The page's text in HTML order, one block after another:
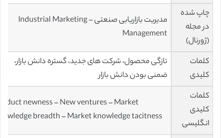
چاپ شده
در مجله
(ژورنال)
مدیریت بازاریابی صنعتی – Industrial Marketing
Management
کلمات
کلیدی
تازگی محصول، شرکت های جدید، گستره دانش بازار،
ضمنی بودن دانش بازار
کلمات
کلیدی
انگلیسی
newness – New ventures – Market
breadth – Market knowledge tacitness